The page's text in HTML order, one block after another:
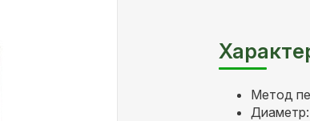
Метод